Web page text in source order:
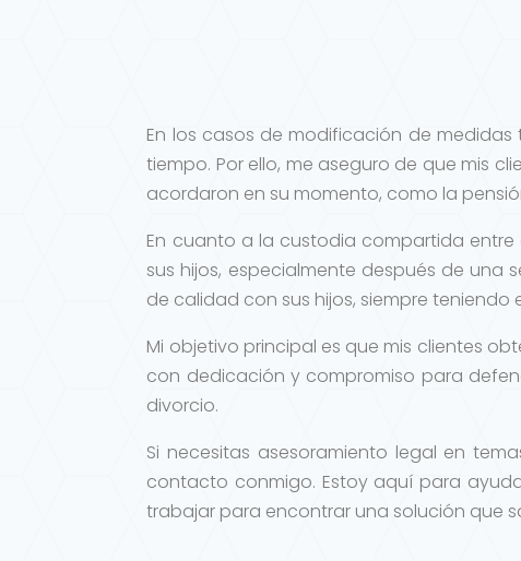
En los casos de modificación de
tiempo. Por ello, me aseguro de que mis
acordaron en su momento, como la
En cuanto a la custodia compartida
sus hijos, especialmente después de
de calidad con sus hijos, siempre teniendo
Mi objetivo principal es que mis clientes
con dedicación y compromiso para
divorcio.
Si necesitas asesoramiento legal en
contacto conmigo. Estoy aquí para
trabajar para encontrar una solución que